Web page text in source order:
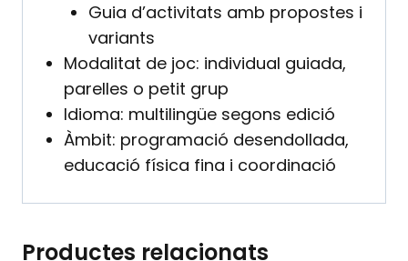
Guia d’activitats amb propostes i
variants
Modalitat de joc: individual guiada,
parelles o petit grup
Idioma: multilingüe segons edició
Àmbit: programació desendollada,
educació física fina i coordinació
Productes relacionats